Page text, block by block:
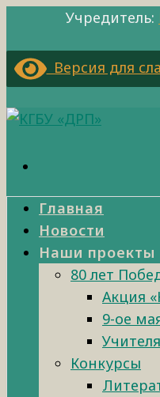
Учредитель:
Версия для
Главная
Новости
Наши проекты
80 лет
Акция
9-ое
Конкурсы